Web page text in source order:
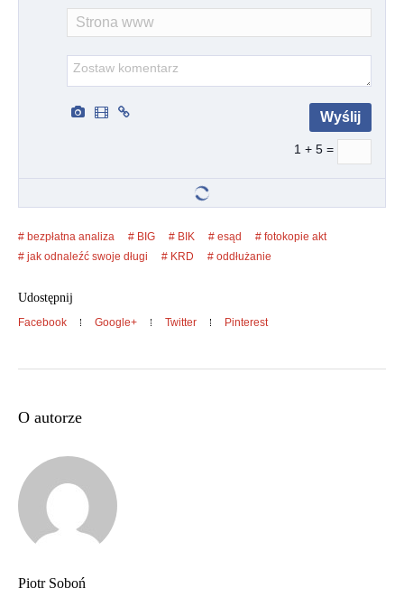
1 + 5 =
bezpłatna analiza BIG BIK esąd
fotokopie akt
jak odnaleźć swoje długi
KRD oddłużanie
Udostępnij
Facebook Google+ Twitter Pinterest
O autorze
Piotr Soboń